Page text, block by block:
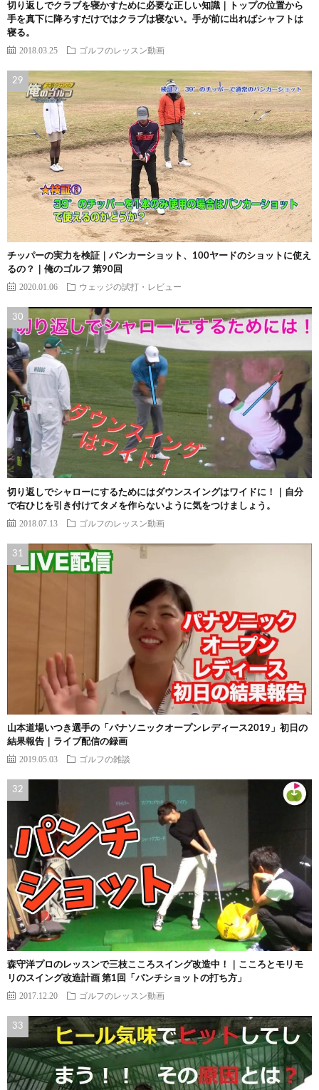
切り返しでクラブを寝かすために必要な正しい知識｜トップの位置から
手を真下に降ろすだけではクラブは寝ない。手が前に出ればシャフトは
寝る。
2018.03.25 ゴルフのレッスン動画
チッパーの実力を検証｜バンカーショット、100ヤードのショットに使え
るの？｜俺のゴルフ 第90回
2020.01.06 ウェッジの試打・レビュー
切り返しでシャローにするためにはダウンスイングはワイドに！｜自分
で右ひじを引き付けてタメを作らないように気をつけましょう。
2018.07.13 ゴルフのレッスン動画
山本道場いつき選手の「パナソニックオープンレディース2019」初日の
結果報告｜ライブ配信の録画
2019.05.03 ゴルフの雑談
森守洋プロのレッスンで三枝こころスイング改造中！｜こころとモリモ
リのスイング改造計画 第1回「パンチショットの打ち方」
2017.12.20 ゴルフのレッスン動画